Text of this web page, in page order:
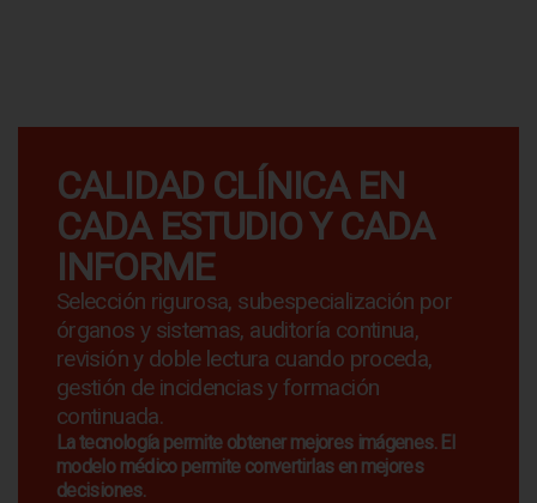
CALIDAD CLÍNICA EN
CADA ESTUDIO Y CADA
INFORME
Selección rigurosa, subespecialización por
órganos y sistemas, auditoría continua,
revisión y doble lectura cuando proceda,
gestión de incidencias y formación
continuada.
La tecnología permite obtener mejores imágenes. El
modelo médico permite convertirlas en mejores
decisiones.